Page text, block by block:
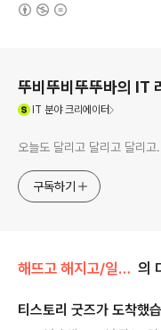
뚜비뚜비뚜뚜바의 IT
IT 분야 크리에이터
오늘도 달리고 달리고 달리
구독하기
해뜨고 해지고/일상의 추억들 의
티스토리 굿즈가 도착했